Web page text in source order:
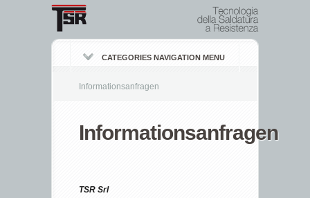
CATEGORIES NAVIGATION MENU
Informationsanfragen
Informationsanfragen
TSR Srl